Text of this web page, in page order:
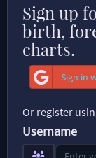
Sign up
birth,
charts.
Sign in
Or register
Username